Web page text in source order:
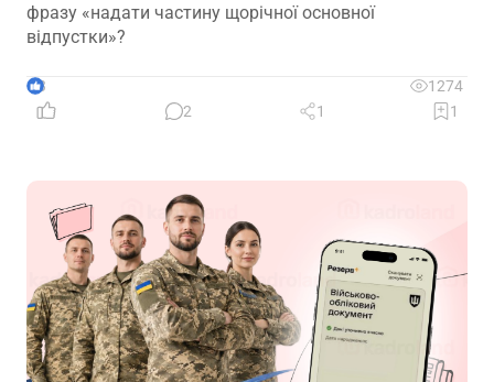
фразу «надати частину щорічної основної
відпустки»?
3
1274
2
1 1